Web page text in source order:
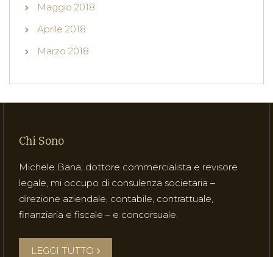
Maggio 2018
Aprile 2018
Marzo 2018
Chi Sono
Michele Bana, dottore commercialista e revisore
legale, mi occupo di consulenza societaria –
direzione aziendale, contabile, contrattuale,
finanziaria e fiscale – e concorsuale.
LEGGI TUTTO